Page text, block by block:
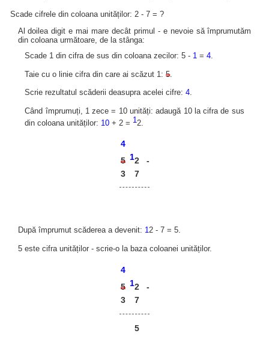
Scade cifrele din coloana unităților: 2 - 7 = ?
Al doilea digit e mai mare decât primul - e nevoie să împrumutăm
din coloana următoare, de la stânga:
Scade 1 din cifra de sus din coloana zecilor: 5 - 1 =4.
Taie cu o linie cifra din care ai scăzut 1:5.
Scrie rezultatul scăderii deasupra acelei cifre:4.
Când împrumuți, 1 zece = 10 unități: adaugă 10 la cifra de sus
din coloana unităților: 10 + 2 = 1 2.
4
5 12
-
3
7
După împrumut scăderea a devenit: 1 2 - 7 = 5.
5 este cifra unităților - scrie-o la baza coloanei unităților.
4
5 12
-
3
7
5